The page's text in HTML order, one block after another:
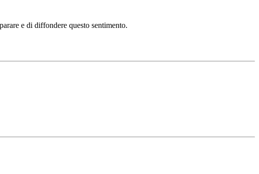
e di diffondere questo sentimento.